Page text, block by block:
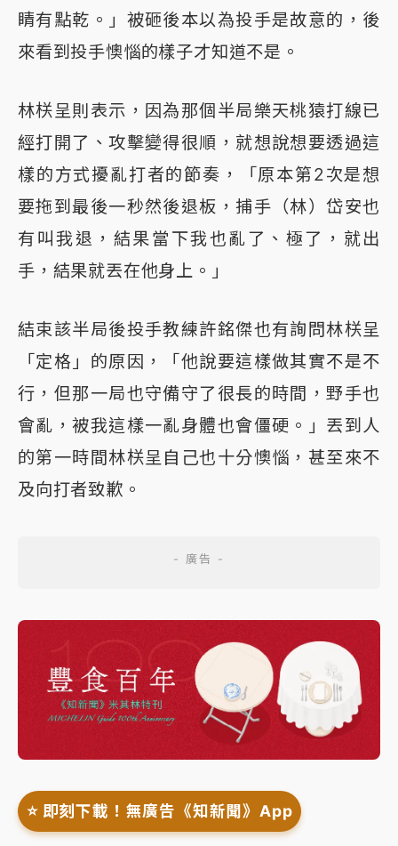
睛有點乾。」被砸後本以為投手是故意的，後
來看到投手懊惱的樣子才知道不是。
林栚呈則表示，因為那個半局樂天桃猿打線已
經打開了、攻擊變得很順，就想說想要透過這
樣的方式擾亂打者的節奏，「原本第2次是想
要拖到最後一秒然後退板，捕手（林）岱安也
有叫我退，結果當下我也亂了、極了，就出
手，結果就丟在他身上。」
結束該半局後投手教練許銘傑也有詢問林栚呈
「定格」的原因，「他說要這樣做其實不是不
行，但那一局也守備守了很長的時間，野手也
會亂，被我這樣一亂身體也會僵硬。」丟到人
的第一時間林栚呈自己也十分懊惱，甚至來不
及向打者致歉。
⭐️ 即刻下載！無廣告《知新聞》App